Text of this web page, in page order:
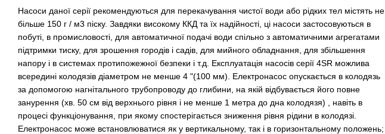
Насоси даної серії рекомендуються для перекачування чистої води або рідких тел містять не
більше 150 г / м3 піску. Завдяки високому ККД та їх надійності, ці насоси застосовуються в
побуті, в промисловості, для автоматичної подачі води спільно з автоматичними агрегатами
підтримки тиску, для зрошення городів і садів, для мийного обладнання, для збільшення
напору і в системах протипожежної безпеки і т.д. Експлуатація насосів серії 4SR можлива
всередині колодязів діаметром не менше 4 "(100 мм). Електронасос опускається в колодязь
за допомогою нагнітального трубопроводу до глибини, на якій відбувається його повне
занурення (хв. 50 см від верхнього рівня і не менше 1 метра до дна колодязя) , навіть в
процесі функціонування, при якому спостерігається зниження рівня рідини в колодязі.
Електронасос може встановлюватися як у вертикальному, так і в горизонтальному положень;